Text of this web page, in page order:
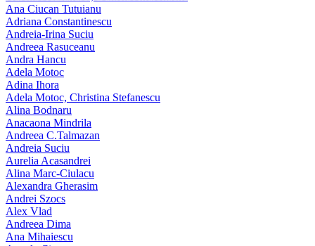
Ana Ciucan Tutuianu
Adriana Constantinescu
Andreia-Irina Suciu
Andreea Rasuceanu
Andra Hancu
Adela Motoc
Adina Ihora
Adela Motoc, Christina Stefanescu
Alina Bodnaru
Anacaona Mindrila
Andreea C.Talmazan
Andreia Suciu
Aurelia Acasandrei
Alina Marc-Ciulacu
Alexandra Gherasim
Andrei Szocs
Alex Vlad
Andreea Dima
Ana Mihaiescu